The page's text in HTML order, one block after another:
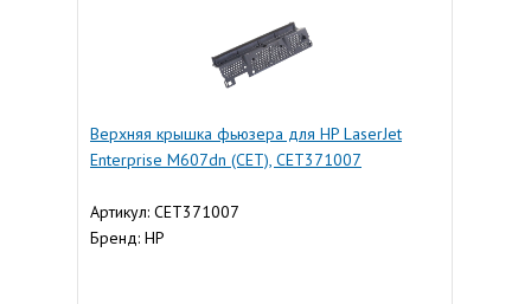
Верхняя крышка фьюзера для HP LaserJet
Enterprise M607dn (CET), CET371007
Артикул: CET371007
Бренд: HP